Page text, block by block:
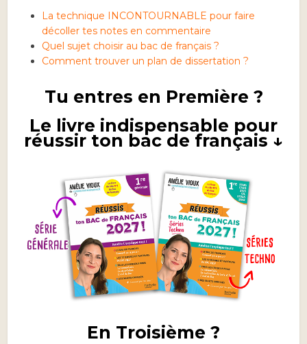
La technique INCONTOURNABLE pour faire
décoller tes notes en commentaire
Quel sujet choisir au bac de français ?
Comment trouver un plan de dissertation ?
Tu entres en Première ?
Le livre indispensable pour
réussir ton bac de français ↓
En Troisième ?